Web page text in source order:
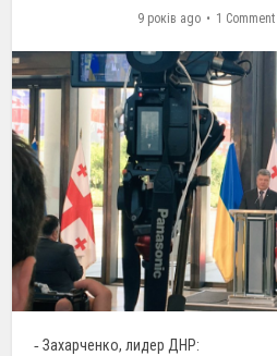
9 років ago 1 Comment
‐ Захарченко, лидер ДНР: